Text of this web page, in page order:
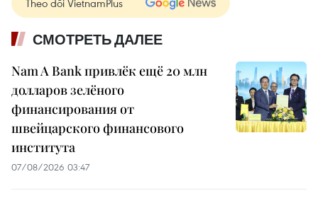
Theo dõi VietnamPlus
СМОТРЕТЬ ДАЛЕЕ
Nam A Bank привлёк ещё 20 млн
долларов зелёного
финансирования от
швейцарского финансового
института
07/08/2026 03:47